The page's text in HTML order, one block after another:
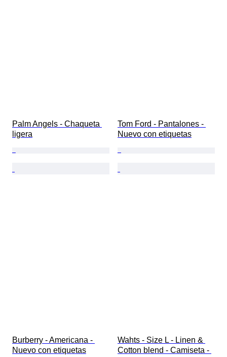
Palm Angels - Chaqueta
ligera
Tom Ford - Pantalones -
Nuevo con etiquetas
Burberry - Americana -
Nuevo con etiquetas
Wahts - Size L - Linen &
Cotton blend - Camiseta -